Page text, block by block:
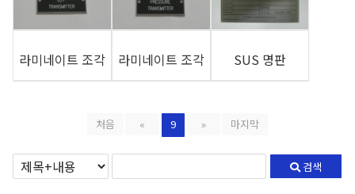
라미네이트 조각 라미네이트 조각 SUS 명판
처음 « 9 » 마지막
검색